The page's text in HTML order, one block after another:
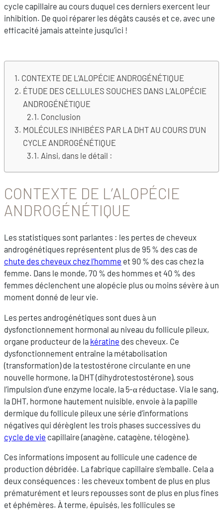
cycle capillaire au cours duquel ces derniers exercent leur
inhibition. De quoi réparer les dégâts causés et ce, avec une
efficacité jamais atteinte jusqu’ici !
CONTEXTE DE L’ALOPÉCIE ANDROGÉNÉTIQUE
ÉTUDE DES CELLULES SOUCHES DANS L’ALOPÉCIE
ANDROGÉNÉTIQUE
Conclusion
MOLÉCULES INHIBÉES PAR LA DHT AU COURS D’UN
CYCLE ANDROGÉNÉTIQUE
Ainsi, dans le détail :
CONTEXTE DE L’ALOPÉCIE
ANDROGÉNÉTIQUE
Les statistiques sont parlantes : les pertes de cheveux
androgénétiques représentent plus de 95 % des cas de
chute des cheveux chez l’homme et 90 % des cas chez la
femme. Dans le monde, 70 % des hommes et 40 % des
femmes déclenchent une alopécie plus ou moins sévère à un
moment donné de leur vie.
Les pertes androgénétiques sont dues à un
dysfonctionnement hormonal au niveau du follicule pileux,
organe producteur de la kératine des cheveux. Ce
dysfonctionnement entraîne la métabolisation
(transformation) de la testostérone circulante en une
nouvelle hormone, la DHT (dihydrotestostérone), sous
l’impulsion d’une enzyme locale, la 5-α réductase. Via le sang,
la DHT, hormone hautement nuisible, envoie à la papille
dermique du follicule pileux une série d’informations
négatives qui dérèglent les trois phases successives du
cycle de vie capillaire (anagène, catagène, télogène).
Ces informations imposent au follicule une cadence de
production débridée. La fabrique capillaire s’emballe. Cela a
deux conséquences : les cheveux tombent de plus en plus
prématurément et leurs repousses sont de plus en plus fines
et éphémères. À terme, épuisés, les follicules se